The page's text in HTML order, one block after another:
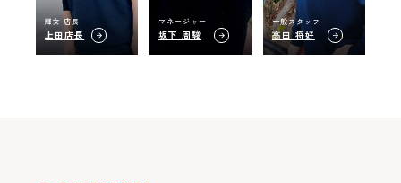
輝女 店長
上田店長
マネージャー
坂下 周駿
一般スタッフ
高田 将好